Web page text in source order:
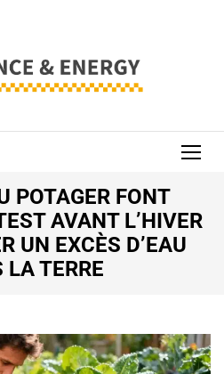
AND
POTAGER FONT
AVANT L’HIVER
UN EXCÈS D’EAU
LA TERRE